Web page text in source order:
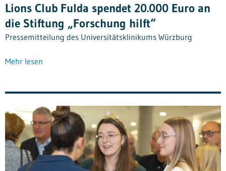
Lions Club Fulda spendet 20.000 Euro an
die Stiftung „Forschung hilft“
Pressemitteilung des Universitätsklinikums Würzburg
Mehr lesen